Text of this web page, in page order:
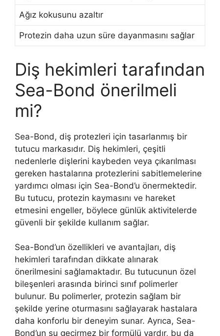
Ağız kokusunu azaltır
Protezin daha uzun süre dayanmasını sağlar
Diş hekimleri tarafından
Sea-Bond önerilmeli
mi?
Sea-Bond, diş protezleri için tasarlanmış bir
tutucu markasıdır. Diş hekimleri, çeşitli
nedenlerle dişlerini kaybeden veya çıkarılması
gereken hastalarına protezlerini sabitlemelerine
yardımcı olması için Sea-Bond’u önermektedir.
Bu tutucu, protezin kaymasını ve hareket
etmesini engeller, böylece günlük aktivitelerde
güvenli bir şekilde kullanım sağlar.
Sea-Bond’un özellikleri ve avantajları, diş
hekimleri tarafından dikkate alınarak
önerilmesini sağlamaktadır. Bu tutucunun özel
bileşenleri arasında birinci sınıf polimerler
bulunur. Bu polimerler, protezin sağlam bir
şekilde yerine oturmasını sağlayarak hastalara
daha konforlu bir deneyim sunar. Ayrıca, Sea-
Bond’un su geçirmez bir formülü vardır, bu da